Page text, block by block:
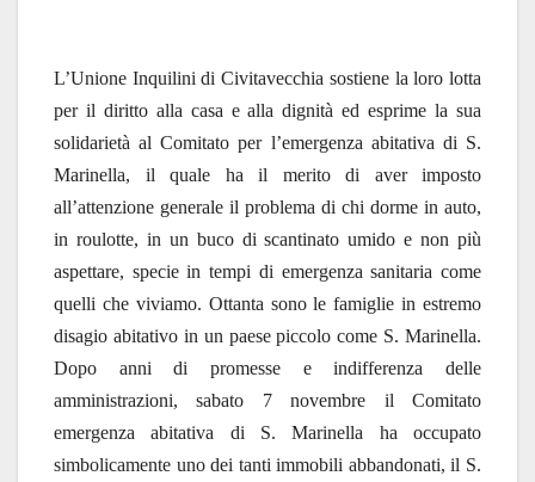
L’Unione Inquilini di Civitavecchia sostiene la loro lotta
per il diritto alla casa e alla dignità ed esprime la sua
solidarietà al Comitato per l’emergenza abitativa di S.
Marinella, il quale ha il merito di aver imposto
all’attenzione generale il problema di chi dorme in auto,
in roulotte, in un buco di scantinato umido e non più
aspettare, specie in tempi di emergenza sanitaria come
quelli che viviamo. Ottanta sono le famiglie in estremo
disagio abitativo in un paese piccolo come S. Marinella.
Dopo anni di promesse e indifferenza delle
amministrazioni, sabato 7 novembre il Comitato
emergenza abitativa di S. Marinella ha occupato
simbolicamente uno dei tanti immobili abbandonati, il S.